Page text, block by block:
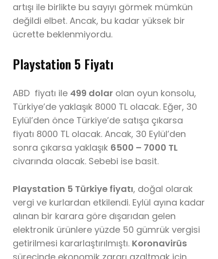
artışı ile birlikte bu sayıyı görmek mümkün
değildi elbet. Ancak, bu kadar yüksek bir
ücrette beklenmiyordu.
Playstation 5 Fiyatı
ABD fiyatı ile 499 dolar olan oyun konsolu,
Türkiye’de yaklaşık 8000 TL olacak. Eğer, 30
Eylül’den önce Türkiye’de satışa çıkarsa
fiyatı 8000 TL olacak. Ancak, 30 Eylül’den
sonra çıkarsa yaklaşık 6500 – 7000 TL
civarında olacak. Sebebi ise basit.
Playstation 5 Türkiye fiyatı, doğal olarak
vergi ve kurlardan etkilendi. Eylül ayına kadar
alınan bir karara göre dışarıdan gelen
elektronik ürünlere yüzde 50 gümrük vergisi
getirilmesi kararlaştırılmıştı. Koronavirüs